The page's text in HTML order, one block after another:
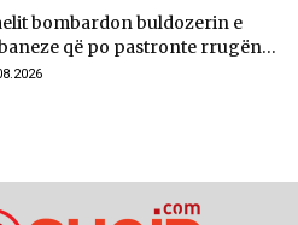
bombardon buldozerin e
që po pastronte rrugën...